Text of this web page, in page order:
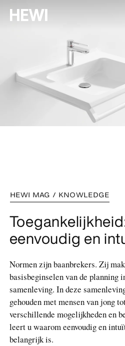
HEWI MAG / KNOWLEDGE
eenvoudig en
Normen zijn baanbrekers. Zij
basisbeginselen van de planning
samenleving. In deze
gehouden met mensen van jong
verschillende mogelijkheden en
leert u waarom eenvoudig en
belangrijk is.